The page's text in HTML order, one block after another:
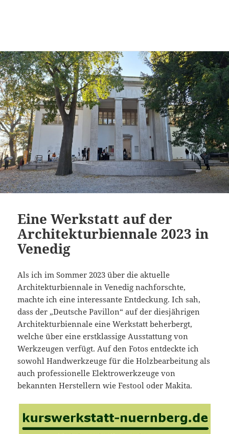
WIDGETS
Eine Werkstatt auf der
Architekturbiennale 2023 in
Venedig
Als ich im Sommer 2023 über die aktuelle
Architekturbiennale in Venedig nachforschte,
machte ich eine interessante Entdeckung. Ich sah,
dass der „Deutsche Pavillon“ auf der diesjährigen
Architekturbiennale eine Werkstatt beherbergt,
welche über eine erstklassige Ausstattung von
Werkzeugen verfügt. Auf den Fotos entdeckte ich
sowohl Handwerkzeuge für die Holzbearbeitung als
auch professionelle Elektrowerkzeuge von
bekannten Herstellern wie Festool oder Makita.